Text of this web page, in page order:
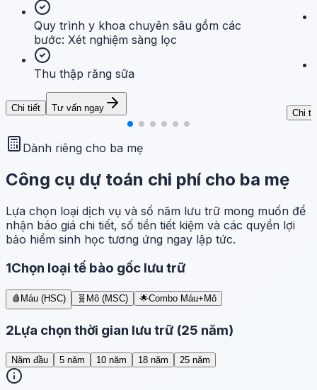
Quy trình y khoa chuyên sâu gồm các
bước: Xét nghiệm sàng lọc
Thu thập răng sữa
Chi tiết Tư vấn ngay Chi
Dành riêng cho ba mẹ
Công cụ dự toán chi phí cho ba mẹ
Lựa chọn loại dịch vụ và số năm lưu trữ mong muốn để
nhận báo giá chi tiết, số tiền tiết kiệm và các quyền lợi
bảo hiểm sinh học tương ứng ngay lập tức.
1Chọn loại tế bào gốc lưu trữ
🩸 Máu (HSC) 🧬 Mô (MSC) 🌟Combo Máu+Mô
2Lựa chọn thời gian lưu trữ (25 năm)
Năm đầu 5 năm 10 năm 18 năm 25 năm